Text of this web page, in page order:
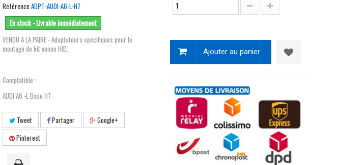
Référence ADPT-AUDI-A6-L-H7
En stock - Livrable immédiatement
VENDU A LA PAIRE - Adaptateurs spécifiques pour le
montage de kit xenon HID.
Comptatible :
AUDI A6 -L Base H7
Tweet Partager
Google+
Pinterest
Ajouter au panier